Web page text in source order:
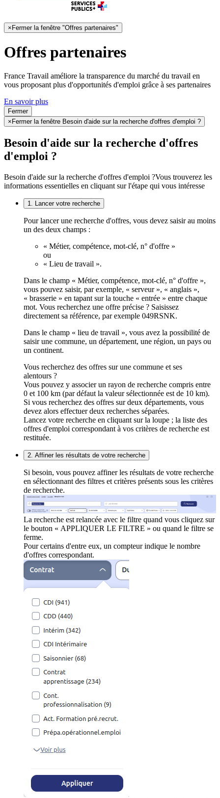
×Fermer la fenêtre "Offres partenaires"
Offres partenaires
France Travail améliore la transparence du marché du travail en
vous proposant plus d'opportunités d'emploi grâce à ses partenaires
En savoir plus
Fermer
× Fermer la fenêtre Besoin d'aide sur la recherche d'offres d'emploi ?
Besoin d'aide sur la recherche d'offres
d'emploi ?
Besoin d'aide sur la recherche d'offres d'emploi ?Vous trouverez les
informations essentielles en cliquant sur l'étape qui vous intéresse
1. Lancer votre recherche
Pour lancer une recherche d'offres, vous devez saisir au moins
un des deux champs :
« Métier, compétence, mot-clé, n° d'offre »
ou
« Lieu de travail ».
Dans le champ « Métier, compétence, mot-clé, n° d'offre »,
vous pouvez saisir, par exemple, « serveur », « anglais »,
« brasserie » en tapant sur la touche « entrée » entre chaque
mot. Vous recherchez une offre précise ? Saisissez
directement sa référence, par exemple 049RSNK.
Dans le champ « lieu de travail », vous avez la possibilité de
saisir une commune, un département, une région, un pays ou
un continent.
Vous recherchez des offres sur une commune et ses
alentours ?
Vous pouvez y associer un rayon de recherche compris entre
0 et 100 km (par défaut la valeur sélectionnée est de 10 km).
Si vous recherchez des offres sur deux départements, vous
devez alors effectuer deux recherches séparées.
Lancez votre recherche en cliquant sur la loupe ; la liste des
offres d'emploi correspondant à vos critères de recherche est
restituée.
2. Affiner les résultats de votre recherche
Si besoin, vous pouvez affiner les résultats de votre recherche
en sélectionnant des filtres et critères présents sous les critères
de recherche.
La recherche est relancée avec le filtre quand vous cliquez sur
le bouton « APPLIQUER LE FILTRE » ou quand le filtre se
ferme.
Pour certains d'entre eux, un compteur indique le nombre
d'offres correspondant.